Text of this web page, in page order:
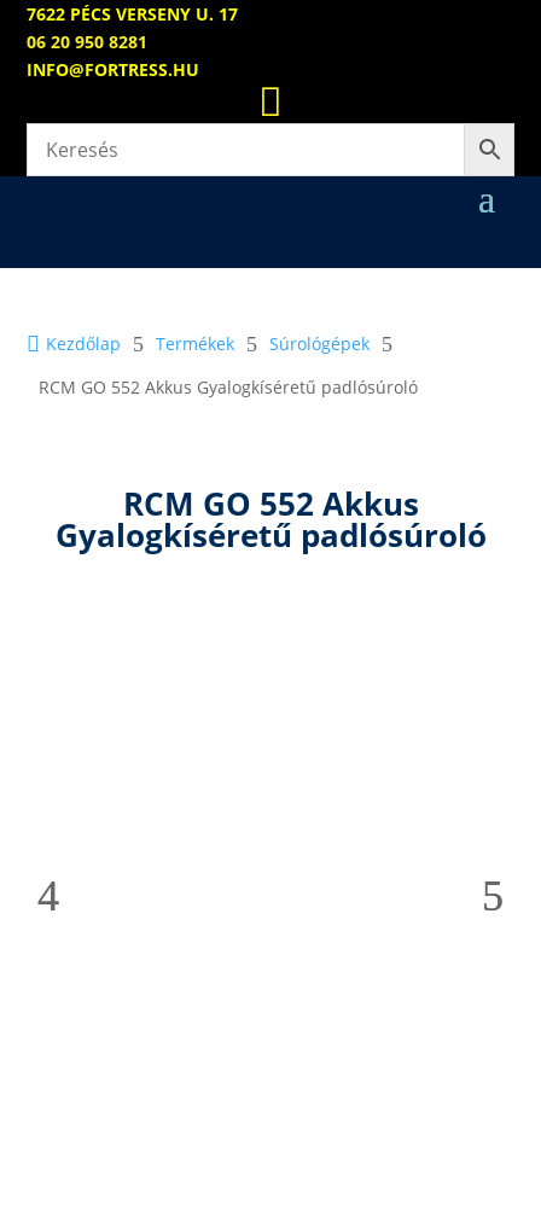
7622 PÉCS VERSENY U. 17
06 20 950 8281
INFO@FORTRESS.HU

 Kezdőlap 5 Termékek 5 Súrológépek 5
RCM GO 552 Akkus Gyalogkíséretű padlósúroló
RCM GO 552 Akkus
Gyalogkíséretű padlósúroló